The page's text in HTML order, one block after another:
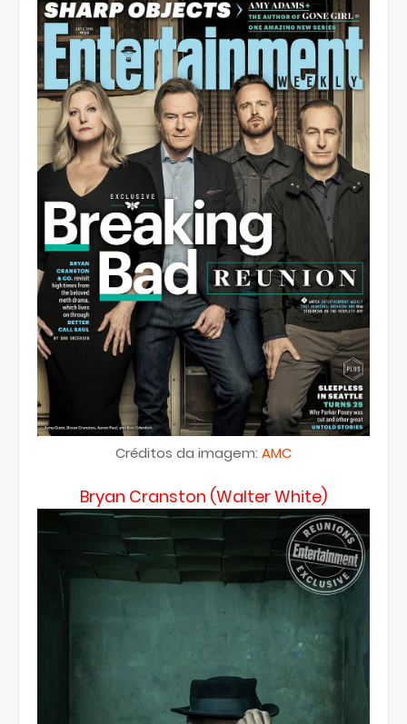
Créditos da imagem: AMC
Bryan Cranston (Walter White)